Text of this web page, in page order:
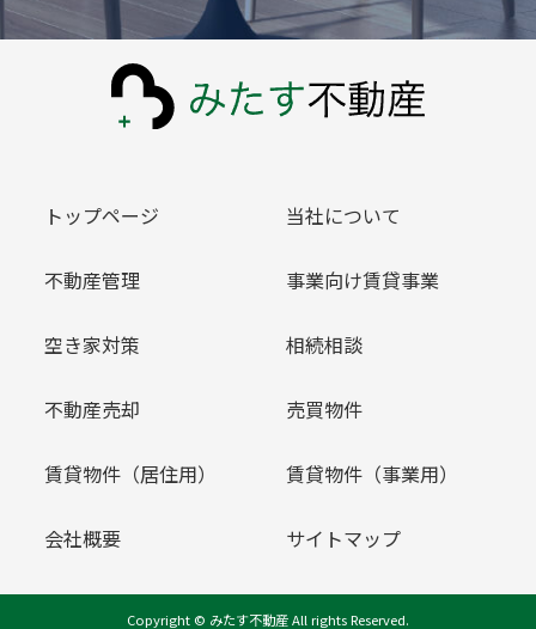
トップページ 当社について
不動産管理 事業向け賃貸事業
空き家対策 相続相談
不動産売却 売買物件
賃貸物件（居住用） 賃貸物件（事業用）
会社概要 サイトマップ
Copyright © みたす不動産 All rights Reserved.